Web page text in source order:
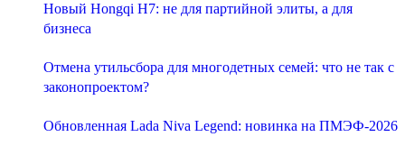
Новый Hongqi H7: не для партийной элиты, а для
бизнеса
Отмена утильсбора для многодетных семей: что не так с
законопроектом?
Обновленная Lada Niva Legend: новинка на ПМЭФ-2026